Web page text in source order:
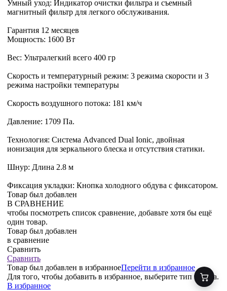
Умный уход: Индикатор очистки фильтра и съемный
магнитный фильтр для легкого обслуживания.
Гарантия 12 месяцев
Мощность: 1600 Вт
Вес: Ультралегкий всего 400 гр
Скорость и температурный режим: 3 режима скорости и 3
режима настройки температуры
Скорость воздушного потока: 181 км/ч
Давление: 1709 Па.
Технология: Система Advanced Dual Ionic, двойная
ионизация для зеркального блеска и отсутствия статики.
Шнур: Длина 2.8 м
Фиксация укладки: Кнопка холодного обдува с фиксатором.
Товар был добавлен
В СРАВНЕНИЕ
чтобы посмотреть список сравнение, добавьте хотя бы ещё
один товар.
Товар был добавлен
в сравнение
Сравнить
Сравнить
Товар был добавлен в избранноеПерейти в избранное
Для того, чтобы добавить в избранное, выберите тип товара.
В избранное